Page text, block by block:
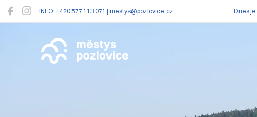
INFO: +420 577 113 071 | mestys@pozlovice.cz Dnes je
Pozlovice